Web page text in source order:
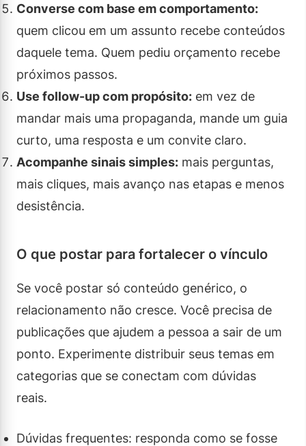
Converse com base em comportamento:
quem clicou em um assunto recebe conteúdos
daquele tema. Quem pediu orçamento recebe
próximos passos.
Use follow-up com propósito: em vez de
mandar mais uma propaganda, mande um guia
curto, uma resposta e um convite claro.
Acompanhe sinais simples: mais perguntas,
mais cliques, mais avanço nas etapas e menos
desistência.
O que postar para fortalecer o vínculo
Se você postar só conteúdo genérico, o
relacionamento não cresce. Você precisa de
publicações que ajudem a pessoa a sair de um
ponto. Experimente distribuir seus temas em
categorias que se conectam com dúvidas
reais.
Dúvidas frequentes: responda como se fosse